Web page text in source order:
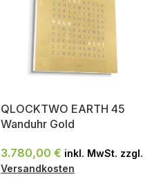
QLOCKTWO EARTH 45
Wanduhr Gold
3.780,00 € inkl. MwSt. zzgl.
Versandkosten